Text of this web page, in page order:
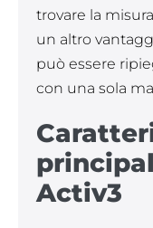
trovare la
un altro
può essere
con una sola
Activ3